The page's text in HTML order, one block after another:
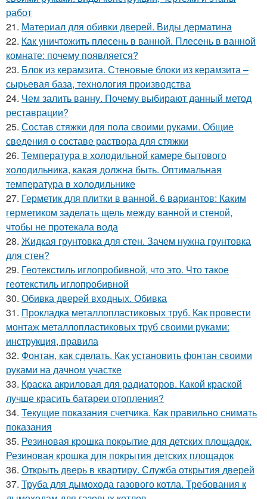
работ
21. Материал для обивки дверей. Виды дерматина
22. Как уничтожить плесень в ванной. Плесень в ванной
комнате: почему появляется?
23. Блок из керамзита. Стеновые блоки из керамзита –
сырьевая база, технология производства
24. Чем залить ванну. Почему выбирают данный метод
реставрации?
25. Состав стяжки для пола своими руками. Общие
сведения о составе раствора для стяжки
26. Температура в холодильной камере бытового
холодильника, какая должна быть. Оптимальная
температура в холодильнике
27. Герметик для плитки в ванной. 6 вариантов: Каким
герметиком заделать щель между ванной и стеной,
чтобы не протекала вода
28. Жидкая грунтовка для стен. Зачем нужна грунтовка
для стен?
29. Геотекстиль иглопробивной, что это. Что такое
геотекстиль иглопробивной
30. Обивка дверей входных. Обивка
31. Прокладка металлопластиковых труб. Как провести
монтаж металлопластиковых труб своими руками:
инструкция, правила
32. Фонтан, как сделать. Как установить фонтан своими
руками на дачном участке
33. Краска акриловая для радиаторов. Какой краской
лучше красить батареи отопления?
34. Текущие показания счетчика. Как правильно снимать
показания
35. Резиновая крошка покрытие для детских площадок.
Резиновая крошка для покрытия детских площадок
36. Открыть дверь в квартиру. Служба открытия дверей
37. Труба для дымохода газового котла. Требования к